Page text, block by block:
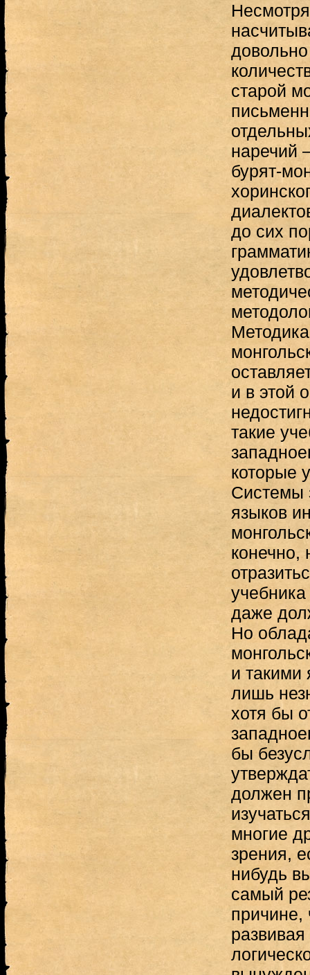
старой
наречий
бурят-
до сих
и в этой
такие
которые
Системы
языков
конечно,
учебника
даже
Но
и такими
лишь
хотя бы
бы
должен
многие
зрения,
нибудь
самый
причине,
развивая